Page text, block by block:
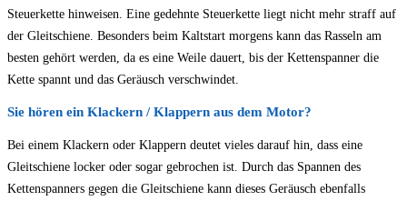
Steuerkette hinweisen. Eine gedehnte Steuerkette liegt nicht mehr straff auf
der Gleitschiene. Besonders beim Kaltstart morgens kann das Rasseln am
besten gehört werden, da es eine Weile dauert, bis der Kettenspanner die
Kette spannt und das Geräusch verschwindet.
Sie hören ein Klackern / Klappern aus dem Motor?
Bei einem Klackern oder Klappern deutet vieles darauf hin, dass eine
Gleitschiene locker oder sogar gebrochen ist. Durch das Spannen des
Kettenspanners gegen die Gleitschiene kann dieses Geräusch ebenfalls